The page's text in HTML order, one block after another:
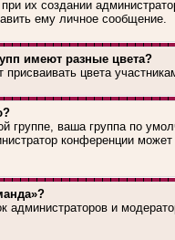
их создании
ему личное сообщение.
имеют разные цвета?
цвета
группе, ваша группа по
конференции
администраторов и